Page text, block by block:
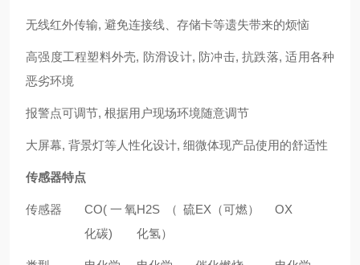
无线红外传输, 避免连接线、存储卡等遗失带来的烦恼
高强度工程塑料外壳, 防滑设计, 防冲击,抗跌落,适用各种
恶劣环境
报警点可调节, 根据用户现场环境随意调节
大屏幕, 背景灯等人性化设计, 细微体现产品使用的舒适性
传感器特点
传感器
CO(一氧
化碳)
H2S（硫
化氢）
EX（可燃） OX